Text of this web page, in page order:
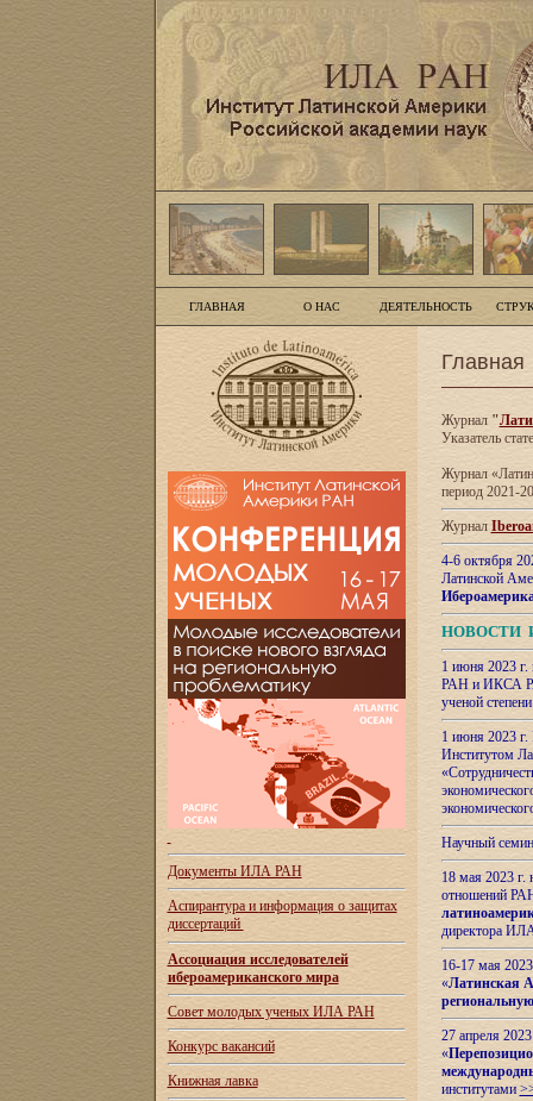
ГЛАВНАЯ О НАС ДЕЯТЕЛЬНОСТЬ
Документы ИЛА РАН
Аспирантура и информация о защитах
диссертаций
Ассоциация исследователей
ибероамериканского мира
Совет молодых ученых ИЛА РАН
Конкурс вакансий
Книжная лавка
Главная
Журнал"
Указатель
Журнал
период 2021-
Журнал
4-6 октября
Латинской
НОВОСТИ
1 июня 2023
РАН и ИКСА
ученой
1 июня 2023
Институтом
Научный
18 мая 2023
отношений
директора
16-17 мая
«Латинская
27 апреля
«
институтами